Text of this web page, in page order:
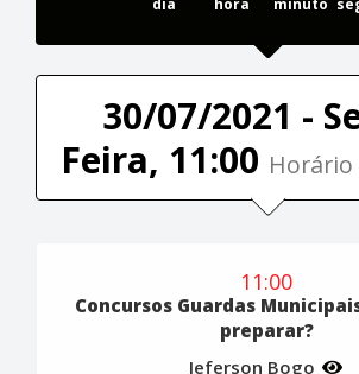
30/07/2021 -
Feira, 11:00 Horário
11:00
Concursos Guardas
preparar?
Jeferson Bogo